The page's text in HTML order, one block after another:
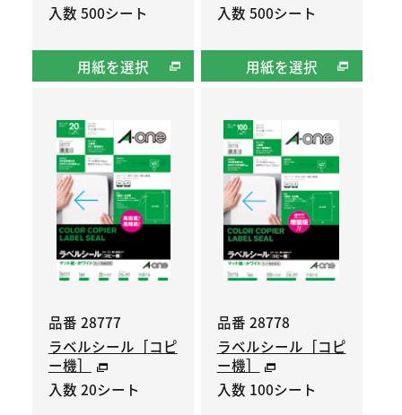
入数 500シート
用紙を選択
入数 500シート
用紙を選択
品番 28777
ラベルシール［コピ
ー機］
入数 20シート
品番 28778
ラベルシール［コピ
ー機］
入数 100シート